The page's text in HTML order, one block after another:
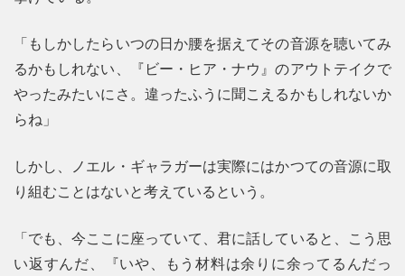
「もしかしたらいつの日か腰を据えてその音源を聴いてみ
るかもしれない、『ビー・ヒア・ナウ』のアウトテイクで
やったみたいにさ。違ったふうに聞こえるかもしれないか
らね」
しかし、ノエル・ギャラガーは実際にはかつての音源に取
り組むことはないと考えているという。
「でも、今ここに座っていて、君に話していると、こう思
い返すんだ、『いや、もう材料は余りに余ってるんだっ